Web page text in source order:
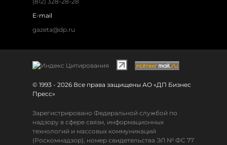
E-mail
gazeta@dp.ru
© 1993 - 2026 Все права защищены АО «ДП Бизнес
Пресс»
Зарегистрировано Федеральной службой по
надзору в сфере связи, информационных
технологий и массовых коммуникаций
(Роскомнадзор), номер свидетельства ЭЛ № ФС 77